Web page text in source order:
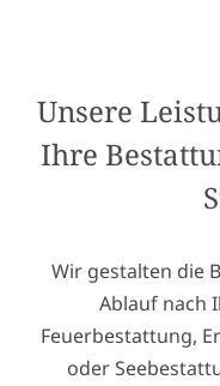
Unsere
Ihre
Wir gestalten die
Ablauf nach
Feuerbestattung,
oder